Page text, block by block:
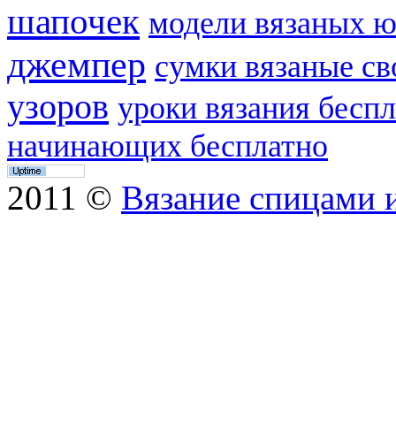
шапочек модели вязаных
джемпер сумки вязаные
узоров уроки вязания
начинающих бесплатно
2011 © Вязание спицами